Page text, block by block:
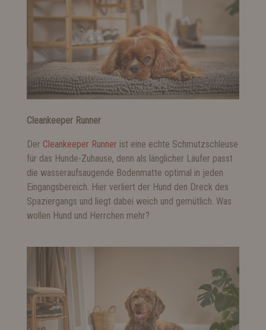
Cleankeeper Runner
Der Cleankeeper Runner ist eine echte Schmutzschleuse
für das Hunde-Zuhause, denn als länglicher Läufer passt
die wasseraufsaugende Bodenmatte optimal in jeden
Eingangsbereich. Hier verliert der Hund den Dreck des
Spaziergangs und liegt dabei weich und gemütlich. Was
wollen Hund und Herrchen mehr?